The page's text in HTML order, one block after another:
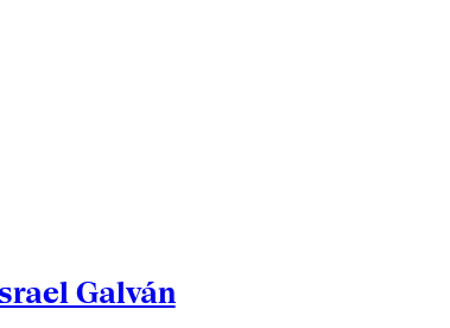
Galván